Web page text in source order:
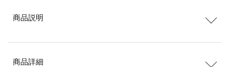
商品説明
商品詳細